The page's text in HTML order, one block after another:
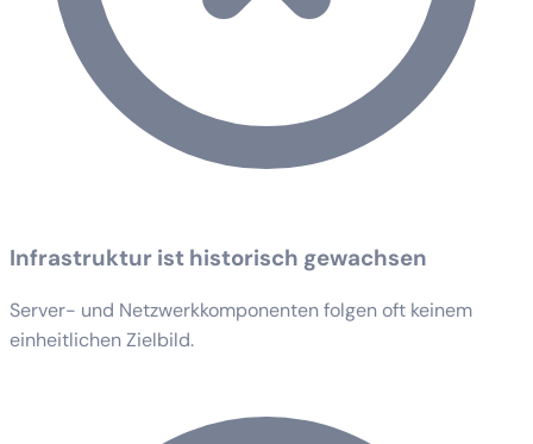
Infrastruktur ist historisch gewachsen
Server- und Netzwerkkomponenten folgen oft keinem
einheitlichen Zielbild.